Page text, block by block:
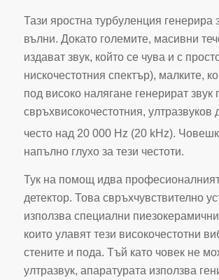
Тази яростна турбуленция генерира
вълни. Докато големите, масивни
издават звук, който се чува и с
нискочестотния спектър), малките,
под високо налягане генерират
свръхвисокочестотния, ултразвуков
често над 20 000 Hz (20 kHz).
напълно глухо за тези честоти.
Тук на помощ идва професионалният
детектор. Това свръхчувствително
използва специални
които улавят тези високочестотни
стените и пода. Тъй като човек не
ултразвук, апаратурата използва